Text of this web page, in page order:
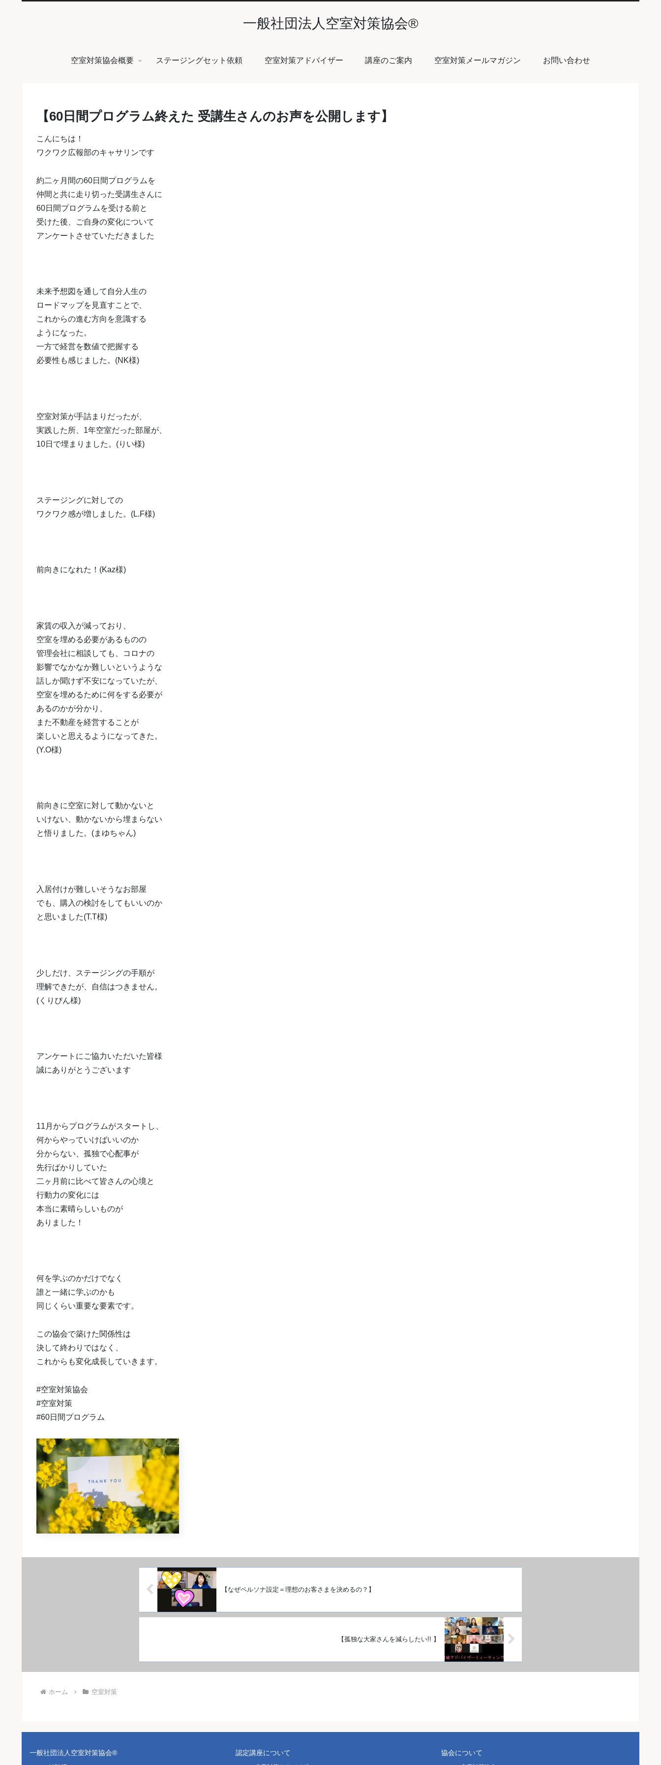
一般社団法人空室対策協会®︎
空室対策協会概要 ステージングセット依頼 空室対策アドバイザー 講座のご案内 空室対策メールマガジン お問い合わせ
【60日間プログラム終えた 受講生さんのお声を公開します】
こんにちは！
ワクワク広報部のキャサリンです
約二ヶ月間の60日間プログラムを
仲間と共に走り切った受講生さんに
60日間プログラムを受ける前と
受けた後、
ご自身の変化について
アンケート させていただきました
未来予想図を通して自分人生の
ロードマップを見直すことで、
これからの進む方向を意識する
ようになった。
一方で経営を数値で把握する
必要性も感じました。(NK様)
空室対策が手詰まりだったが、
実践した所、1年空室だった部屋が、
10日で埋まりました。(りい様)
ステージングに対しての
ワクワク感が増しました。(L.F様)
前向きになれた！(Kaz様)
家賃の収入が減っており、
空室を埋める必要があるものの
管理会社に相談しても、コロナの
影響でなかなか難しいというような
話しか聞けず不安になっていたが、
空室を埋めるために何をする必要が
あるのかが分かり、
また不動産を経営することが
楽しいと思えるようになってきた。
(Y.O様)
前向きに空室に対して動かないと
いけない、動かないから埋まらない
と悟りました。(まゆちゃん)
入居付けが難しいそうなお部屋
でも、 購入の検討をしてもいいのか
と 思いました(T.T様)
少しだけ、ステージングの手順が
理解できたが、自信はつきません。
(くりぴん様)
アンケートにご協力いただいた皆様
誠にありがとうございます
11月からプログラムがスタートし、
何からやっていけばいいのか
分からない、 孤独で心配事が
先行ばかりしていた
二ヶ月前に比べて皆さんの心境と
行動力の変化には
本当に素晴らしいものが
ありました！
何を学ぶのかだけでなく
誰と一緒に学ぶのかも
同じくらい重要な要素です。
この協会で築けた関係性は
決して終わりではなく、
これからも変化成長していきます。
#空室対策協会
#空室対策
#60日間プログラム
【なぜペルソナ設定＝理想のお客さまを決めるの？】
【孤独な大家さんを減らしたい!! 】
ホーム 空室対策
一般社団法人空室対策協会®︎ 認定講座について 協会について